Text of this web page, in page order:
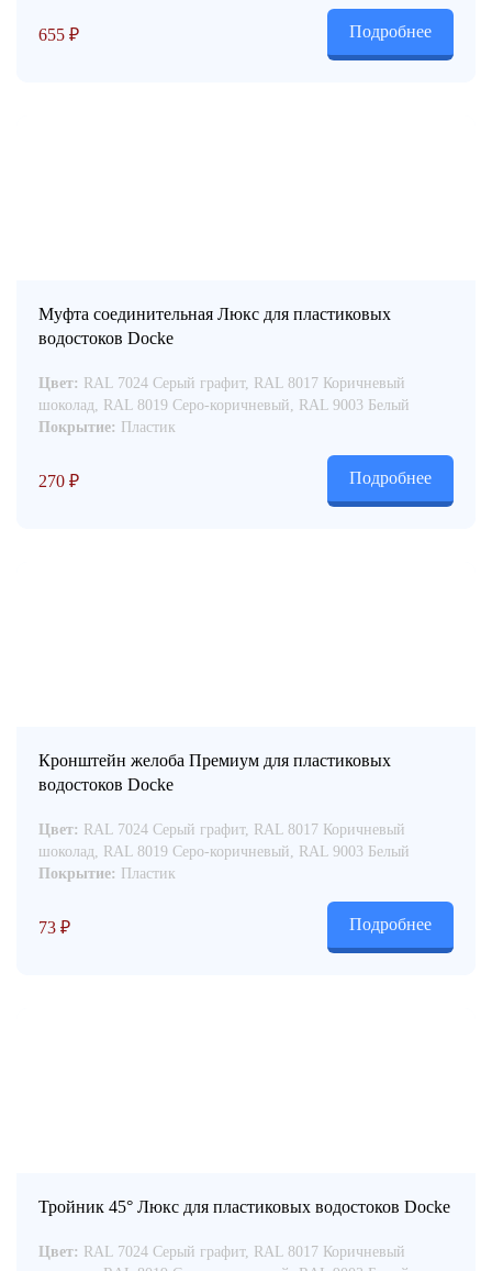
655 ₽ Подробнее
Муфта соединительная Люкс для пластиковых
водостоков Docke
Цвет: RAL 7024 Серый графит, RAL 8017 Коричневый
шоколад, RAL 8019 Серо-коричневый, RAL 9003 Белый
Покрытие: Пластик
270 ₽ Подробнее
Кронштейн желоба Премиум для пластиковых
водостоков Docke
Цвет: RAL 7024 Серый графит, RAL 8017 Коричневый
шоколад, RAL 8019 Серо-коричневый, RAL 9003 Белый
Покрытие: Пластик
73 ₽ Подробнее
Тройник 45° Люкс для пластиковых водостоков Docke
Цвет: RAL 7024 Серый графит, RAL 8017 Коричневый